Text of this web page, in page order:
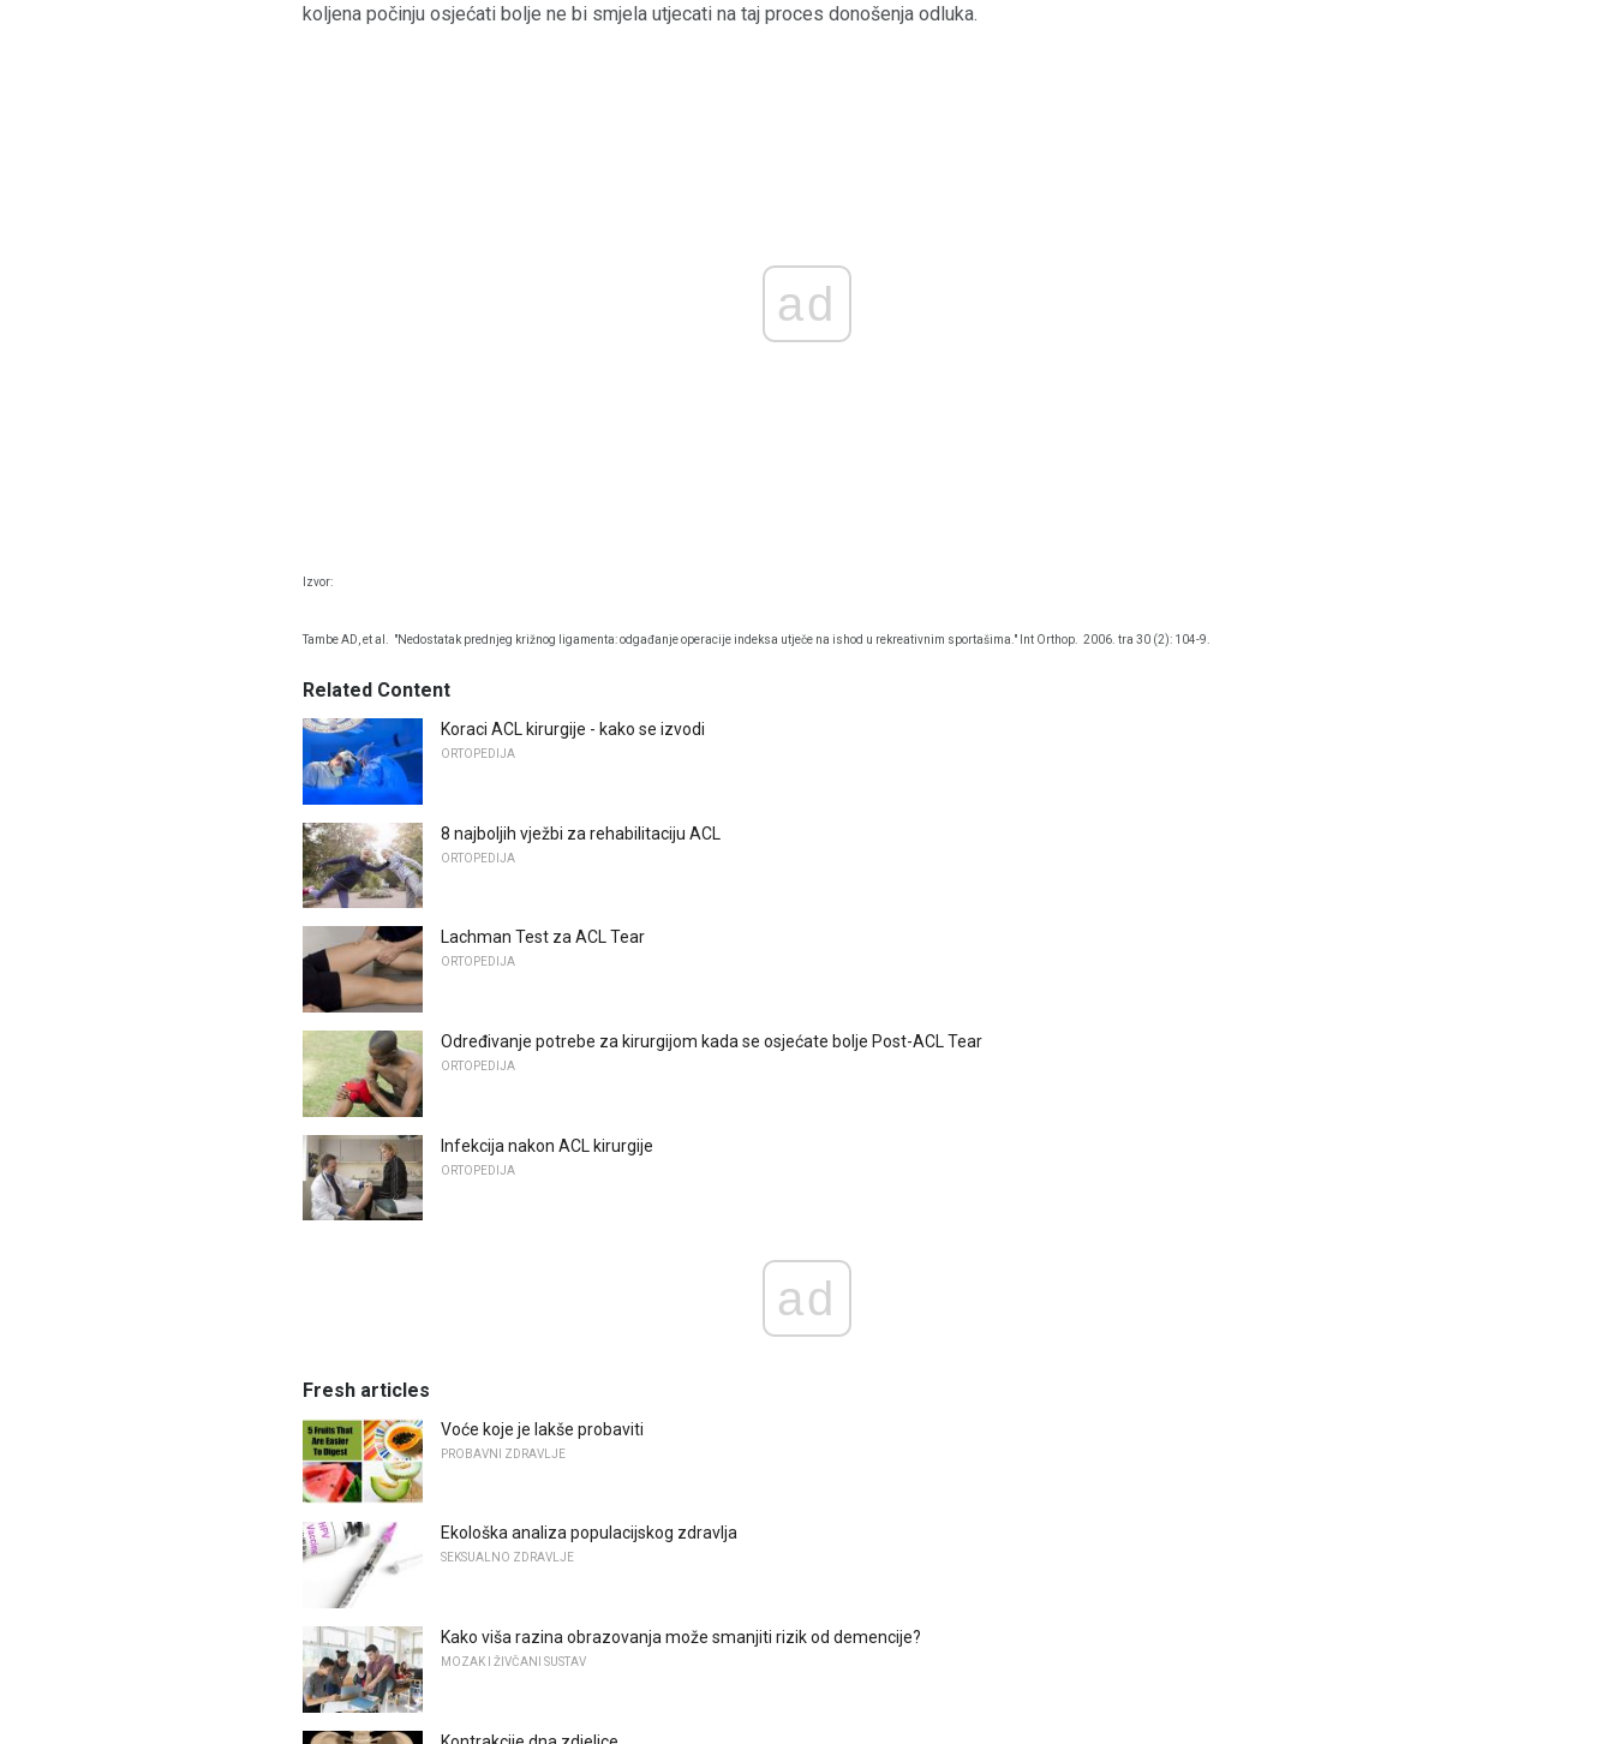
koljena počinju osjećati bolje ne bi smjela utjecati na taj proces donošenja odluka.
ad
Izvor:
Tambe AD, et al. "Nedostatak prednjeg križnog ligamenta: odgađanje operacije indeksa utječe na ishod u rekreativnim sportašima." Int Orthop. 2006. tra 30 (2): 104-9.
Related Content
Koraci ACL kirurgije - kako se izvodi
ORTOPEDIJA
8 najboljih vježbi za rehabilitaciju ACL
ORTOPEDIJA
Lachman Test za ACL Tear
ORTOPEDIJA
Određivanje potrebe za kirurgijom kada se osjećate bolje Post-ACL Tear
ORTOPEDIJA
Infekcija nakon ACL kirurgije
ORTOPEDIJA
ad
Fresh articles
Voće koje je lakše probaviti
PROBAVNI ZDRAVLJE
Ekološka analiza populacijskog zdravlja
SEKSUALNO ZDRAVLJE
Kako viša razina obrazovanja može smanjiti rizik od demencije?
MOZAK I ŽIVČANI SUSTAV